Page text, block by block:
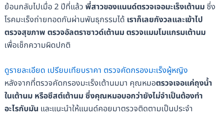
ย้อนกลับไปเมื่อ 2 ปีที่แล้ว พี่สาวของแนนด์ตรวจเจอมะเร็งเต้านมซึ่ง
โรคมะเร็งถ่ายทอดกันผ่านพันธุกรรมได้ เราก็เลยกังวลและเข้าไป
ตรวจสุขภาพ ตรวจอัลตราซาวด์เต้านม ตรวจแมมโมแกรมเต้านม
เพื่อเช็กความผิดปกติ
ดูรายละเอียด เปรียบเทียบราคา ตรวจคัดกรองมะเร็งผู้หญิง
หลังจากที่ตรวจคัดกรองมะเร็งเต้านมมา คุณหมอตรวจเจอแค่ถุงน้ำ
ในเต้านม หรือซีสต์เต้านม ซึ่งคุณหมอบอกว่ายังไม่จำเป็นต้องทำ
อะไรกับมัน และแนะนำให้แนนด์คอยมาตรวจติดตามเป็นประจำ